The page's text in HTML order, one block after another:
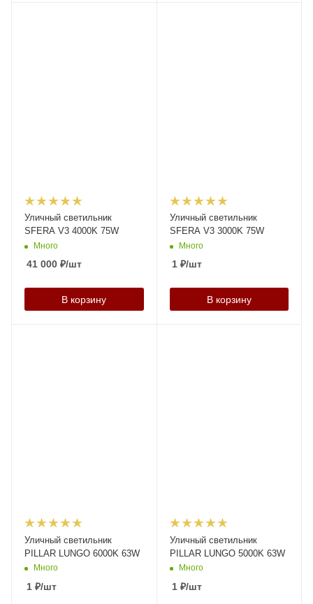
Уличный светильник
SFERA V3 4000K 75W
Много
41 000 ₽/шт
В корзину
Уличный светильник
SFERA V3 3000K 75W
Много
1₽/шт
В корзину
Уличный светильник
PILLAR LUNGO 6000K 63W
Много
1 ₽/шт
Уличный светильник
PILLAR LUNGO 5000K 63W
Много
1₽/шт